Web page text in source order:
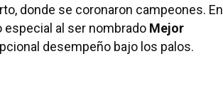
donde se coronaron campeones. En
al ser nombrado Mejor
desempeño bajo los palos.